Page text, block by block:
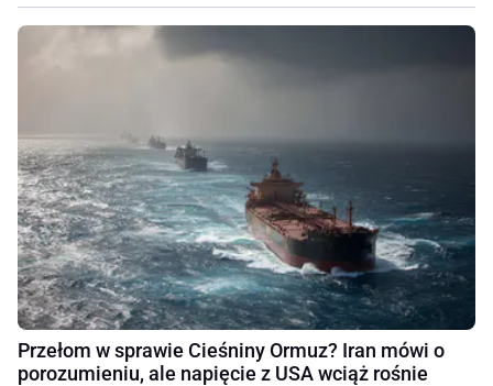
Przełom w sprawie Cieśniny Ormuz? Iran mówi o
porozumieniu, ale napięcie z USA wciąż rośnie